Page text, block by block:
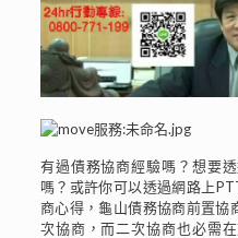
有過債務協商經驗嗎？想要
嗎？或許你可以透過網路上
商心得，龜山債務協商前置協
次協商，而二次協商也必需